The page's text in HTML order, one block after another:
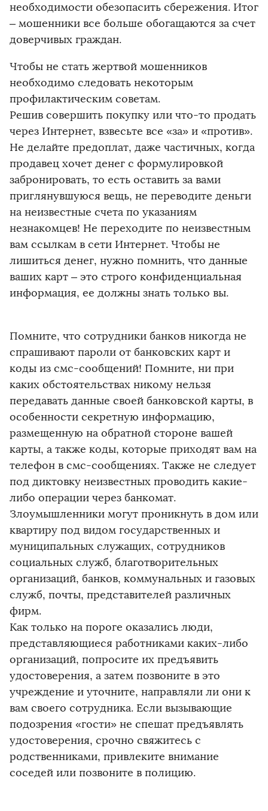
необходимости обезопасить сбережения. Итог
– мошенники все больше обогащаются за счет
доверчивых граждан.
Чтобы не стать жертвой мошенников
необходимо следовать некоторым
профилактическим советам.
Решив совершить покупку или что-то продать
через Интернет, взвесьте все «за» и «против».
Не делайте предоплат, даже частичных, когда
продавец хочет денег с формулировкой
забронировать, то есть оставить за вами
приглянувшуюся вещь, не переводите деньги
на неизвестные счета по указаниям
незнакомцев! Не переходите по неизвестным
вам ссылкам в сети Интернет. Чтобы не
лишиться денег, нужно помнить, что данные
ваших карт – это строго конфиденциальная
информация, ее должны знать только вы.
Помните, что сотрудники банков никогда не
спрашивают пароли от банковских карт и
коды из смс-сообщений! Помните, ни при
каких обстоятельствах никому нельзя
передавать данные своей банковской карты, в
особенности секретную информацию,
размещенную на обратной стороне вашей
карты, а также коды, которые приходят вам на
телефон в смс-сообщениях. Также не следует
под диктовку неизвестных проводить какие-
либо операции через банкомат.
Злоумышленники могут проникнуть в дом или
квартиру под видом государственных и
муниципальных служащих, сотрудников
социальных служб, благотворительных
организаций, банков, коммунальных и газовых
служб, почты, представителей различных
фирм.
Как только на пороге оказались люди,
представляющиеся работниками каких-либо
организаций, попросите их предъявить
удостоверения, а затем позвоните в это
учреждение и уточните, направляли ли они к
вам своего сотрудника. Если вызывающие
подозрения «гости» не спешат предъявлять
удостоверения, срочно свяжитесь с
родственниками, привлеките внимание
соседей или позвоните в полицию.